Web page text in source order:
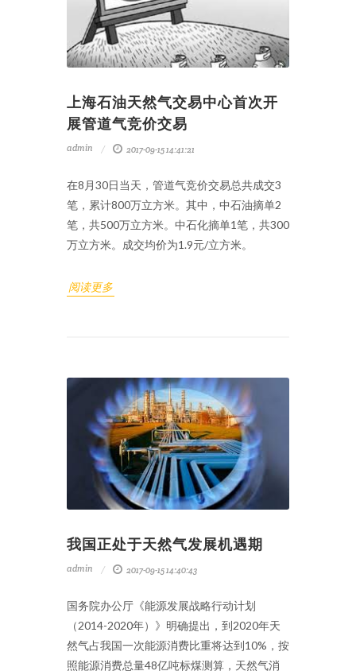
上海石油天然气交易中心首次开
展管道气竞价交易
admin 2017-09-15 14:41:21
在8月30日当天，管道气竞价交易总共成交3
笔，累计800万立方米。其中，中石油摘单2
笔，共500万立方米。中石化摘单1笔，共300
万立方米。成交均价为1.9元/立方米。
阅读更多
我国正处于天然气发展机遇期
admin 2017-09-15 14:40:43
国务院办公厅《能源发展战略行动计划
（2014-2020年）》明确提出，到2020年天
然气占我国一次能源消费比重将达到10%，按
照能源消费总量48亿吨标煤测算，天然气消